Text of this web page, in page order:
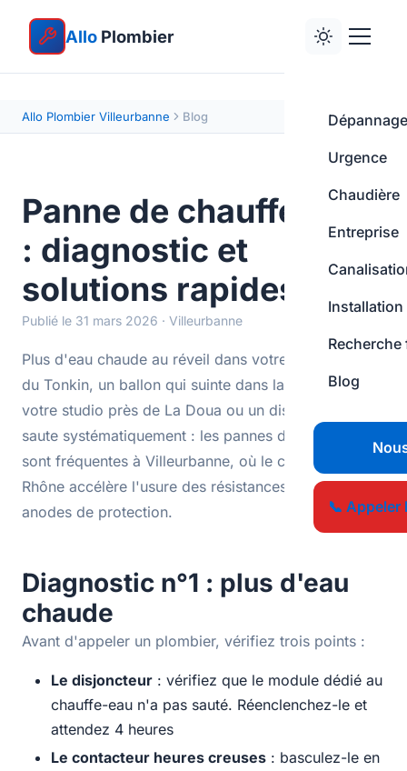
Allo Plombier
Dépannage
Urgence
Chaudière
Entreprise
Installation
Recherche
Blog
📞 Appeler
Allo Plombier Villeurbanne Blog
Panne de chauffe-eau
: diagnostic et
solutions rapides
Publié le 31 mars 2026 · Villeurbanne
Plus d'eau chaude au réveil dans votre appartement
du Tonkin, un ballon qui suinte dans la cuisine de
votre studio près de La Doua ou un disjoncteur qui
saute systématiquement : les pannes de chauffe-eau
sont fréquentes à Villeurbanne, où le calcaire du
Rhône accélère l'usure des résistances et des
anodes de protection.
Diagnostic n°1 : plus d'eau
chaude
Avant d'appeler un plombier, vérifiez trois points :
Le disjoncteur : vérifiez que le module dédié au
chauffe-eau n'a pas sauté. Réenclenchez-le et
attendez 4 heures
Le contacteur heures creuses : basculez-le en